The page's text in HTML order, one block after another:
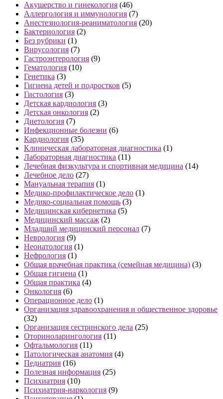
Акушерство и гинекология (46)
Аллергология и иммунология (7)
Анестезиология-реаниматология (20)
Бактериология (2)
Без рубрики (1)
Вирусология (7)
Гастроэнтерология (9)
Гематология (10)
Генетика (3)
Гигиена детей и подростков (5)
Гистология (3)
Детская кардиология (3)
Детская онкология (2)
Диетология (7)
Инфекционные болезни (6)
Кардиология (35)
Клиническая лабораторная диагностика (1)
Лабораторная диагностика (11)
Лечебная физкультура и спортивная медицина (14)
Лечебное дело (27)
Мануальная терапия (1)
Медико-профилактическое дело (1)
Медико-социальная помощь (3)
Медицинская кибернетика (5)
Медицинский массаж (2)
Младший медицинский персонал (7)
Неврология (9)
Неонатология (1)
Нефрология (1)
Общая врачебная практика (семейная медицина) (3)
Общая гигиена (1)
Общая практика (4)
Онкология (6)
Операционное дело (1)
Организация здравоохранения и общественное здоровье
(32)
Организация сестринского дела (25)
Оториноларингология (11)
Офтальмология (11)
Патологическая анатомия (4)
Педиатрия (16)
Полезная информация (25)
Психиатрия (10)
Психиатрия-наркология (9)